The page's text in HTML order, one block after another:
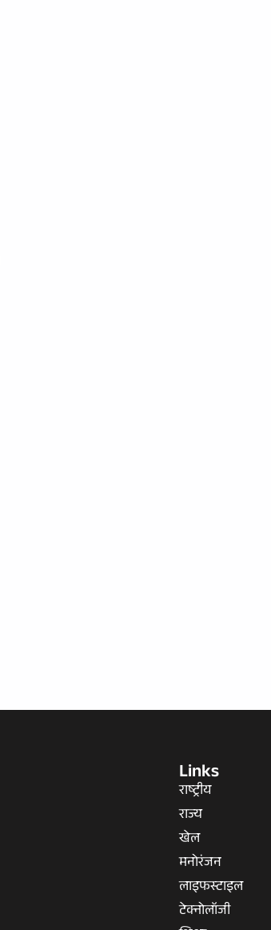
Links
राष्ट्रीय
राज्य
खेल
मनोरंजन
लाइफस्टाइल
टेक्नोलॉजी